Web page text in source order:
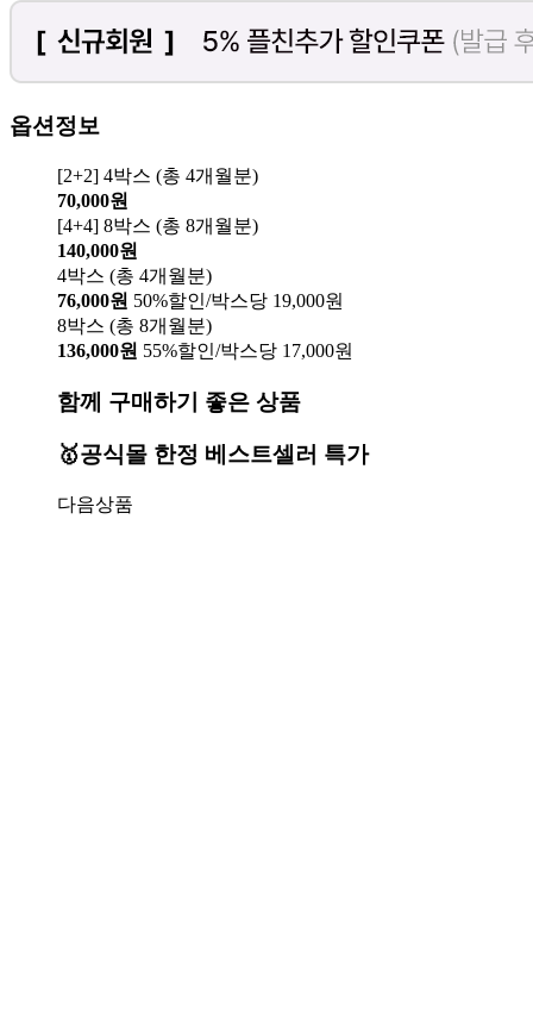
옵션정보
[2+2] 4박스 (총 4개월분)
70,000원
[4+4] 8박스 (총 8개월분)
140,000원
4박스 (총 4개월분)
76,000원 50%할인/박스당 19,000원
8박스 (총 8개월분)
136,000원 55%할인/박스당 17,000원
함께 구매하기 좋은 상품
🥇공식몰 한정 베스트셀러 특가
다음상품